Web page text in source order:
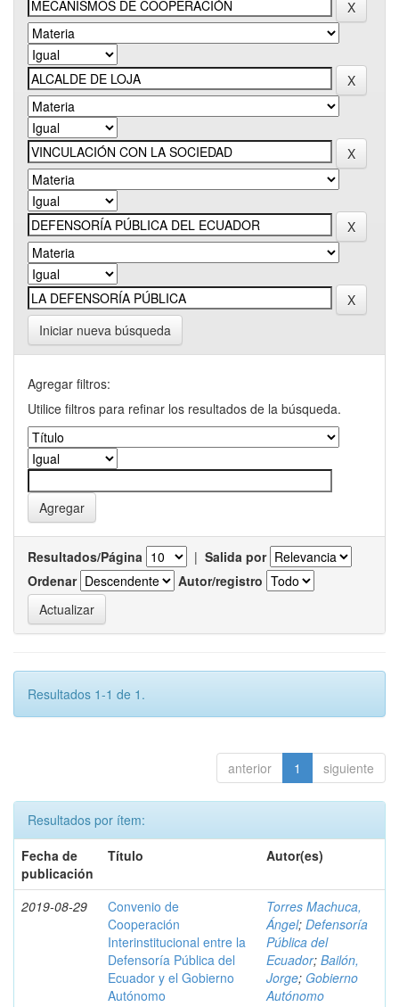
Iniciar nueva búsqueda
Agregar filtros:
Utilice filtros para refinar los resultados de la búsqueda.
Resultados/Página | Salida por
Ordenar
Autor/registro
Resultados 1-1 de 1.
anterior 1 siguiente
Resultados por ítem:
Fecha de
publicación
Título Autor(es)
2019-08-29
Convenio de
Cooperación
Interinstitucional entre la
Defensoría Pública del
Ecuador y el Gobierno
Autónomo
Torres Machuca,
Ángel; Defensoría
Pública del
Ecuador; Bailón,
Jorge; Gobierno
Autónomo